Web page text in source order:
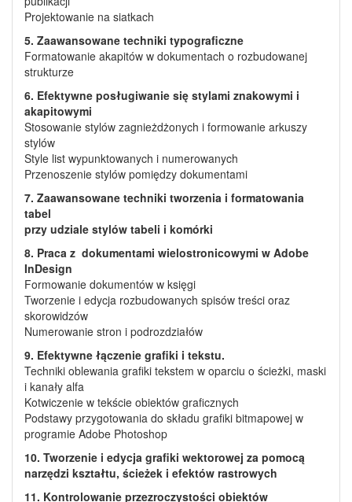
Projektowanie na siatkach
5. Zaawansowane techniki typograficzne
Formatowanie akapitów w dokumentach o rozbudowanej
strukturze
6. Efektywne posługiwanie się stylami znakowymi i
akapitowymi
Stosowanie stylów zagnieżdżonych i formowanie arkuszy
stylów
Style list wypunktowanych i numerowanych
Przenoszenie stylów pomiędzy dokumentami
7. Zaawansowane techniki tworzenia i formatowania
tabel
przy udziale stylów tabeli i komórki
8. Praca z dokumentami wielostronicowymi w Adobe
InDesign
Formowanie dokumentów w księgi
Tworzenie i edycja rozbudowanych spisów treści oraz
skorowidzów
Numerowanie stron i podrozdziałów
9. Efektywne łączenie grafiki i tekstu.
Techniki oblewania grafiki tekstem w oparciu o ścieżki, maski
i kanały alfa
Kotwiczenie w tekście obiektów graficznych
Podstawy przygotowania do składu grafiki bitmapowej w
programie Adobe Photoshop
10. Tworzenie i edycja grafiki wektorowej za pomocą
narzędzi kształtu, ścieżek i efektów rastrowych
11. Kontrolowanie przezroczystości obiektów